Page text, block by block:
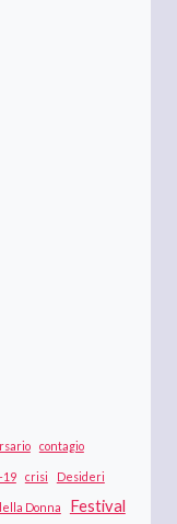
contagio
19 crisi Desideri
Donna Festival